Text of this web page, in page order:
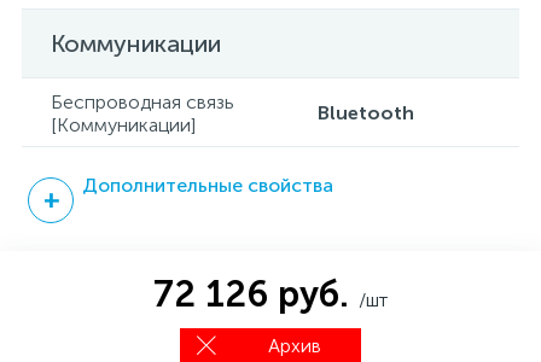
Коммуникации
Беспроводная связь
[Коммуникации]
Bluetooth
Дополнительные свойства
72 126 руб. /шт
Архив